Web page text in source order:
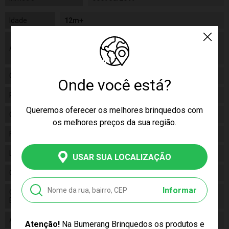
Onde você está?
Queremos oferecer os melhores brinquedos com
os melhores preços da sua região.
USAR SUA LOCALIZAÇÃO
Informar
Atenção!Na Bumerang Brinquedos os produtos e
Idade 12m+
Aviso
As cores podem variar entre as imagens
mostradas acima e o produto. Imagens
meramente ilustrativas.
Gênero
Personagem
Categoria N/a
Fabricante
Linha Brinquedo
Código
Código de
Barras
7841234034514
Alimentação 3 Pilhas Lr 41